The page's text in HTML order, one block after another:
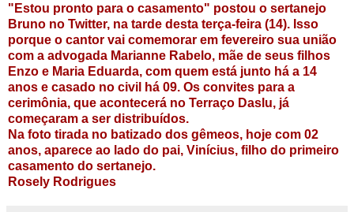
"Estou pronto para o casamento" postou o sertanejo
Bruno no Twitter, na tarde desta terça-feira (14). Isso
porque o cantor vai comemorar em fevereiro sua união
com a advogada Marianne Rabelo, mãe de seus filhos
Enzo e Maria Eduarda, com quem está junto há a 14
anos e casado no civil há 09. Os convites para a
cerimônia, que acontecerá no Terraço Daslu, já
começaram a ser distribuídos.
Na foto tirada no batizado dos gêmeos, hoje com 02
anos, aparece ao lado do pai, Vinícius, filho do primeiro
casamento do sertanejo.
Rosely Rodrigues